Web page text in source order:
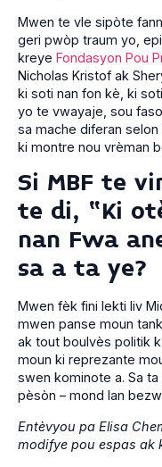
Mwen te vle sipòte
geri pwòp traum yo,
kreye Fondasyon Pou
Nicholas Kristof ak
ki soti nan fon kè, ki
yo te vwayaje, sou
sa mache diferan
ki montre nou vrèman
Si MBF te
te di, “Ki
nan Fwa
sa a ta ye?
Mwen fèk fini lekti liv
mwen panse moun
ak tout boulvès politik
moun ki reprezante
swen kominote a. Sa
pèsòn – mond lan
Entèvyou pa Elisa
modifye pou espas ak